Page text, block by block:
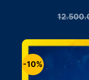
-10%